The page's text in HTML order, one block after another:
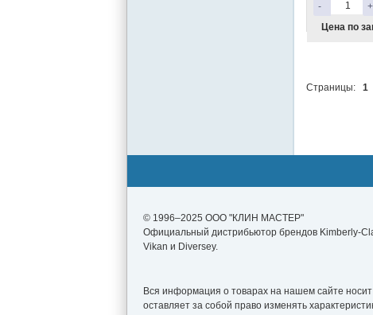
- +
Цена по
Страницы: 1
© 1996–2025 ООО "КЛИН МАСТЕР"
Официальный дистрибьютор брендов Kimberly-
Vikan и Diversey.
Вся информация о товарах на нашем сайте
оставляет за собой право изменять